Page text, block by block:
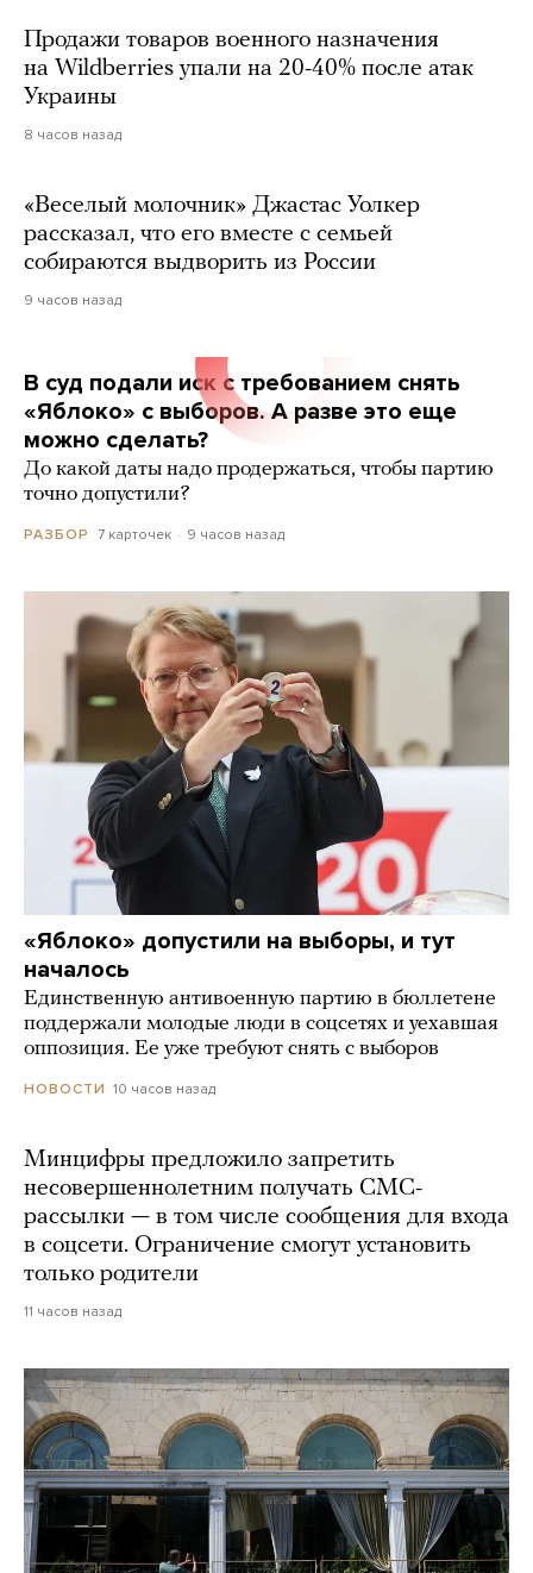
Продажи товаров военного назначения
на Wildberries упали на 20-40% после атак
Украины
8 часов назад
«Веселый молочник» Джастас Уолкер
рассказал, что его вместе с семьей
собираются выдворить из России
9 часов назад
В суд подали иск с требованием снять
«Яблоко» с выборов. А разве это еще
можно сделать?
До какой даты надо продержаться, чтобы партию
точно допустили?
РАЗБОР 7 карточек 9 часов назад
«Яблоко» допустили на выборы, и тут
началось
Единственную антивоенную партию в бюллетене
поддержали молодые люди в соцсетях и уехавшая
оппозиция. Ее уже требуют снять с выборов
НОВОСТИ 10 часов назад
Минцифры предложило запретить
несовершеннолетним получать СМС-
рассылки — в том числе сообщения для входа
в соцсети. Ограничение смогут установить
только родители
11 часов назад